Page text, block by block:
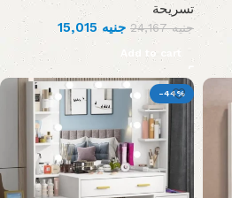
تسريحة
جنيه24,167 جنيه
Add to cart
-44%